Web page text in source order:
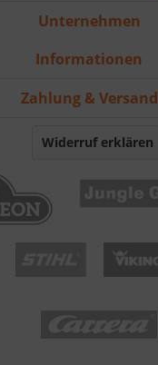
Unternehmen
Informationen
Zahlung & Versand
Widerruf erklären